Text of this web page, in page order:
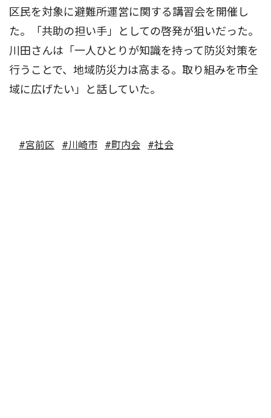
区民を対象に避難所運営に関する講習会を開催し
た。「共助の担い手」としての啓発が狙いだった。
川田さんは「一人ひとりが知識を持って防災対策を
行うことで、地域防災力は高まる。取り組みを市全
域に広げたい」と話していた。
#宮前区 #川崎市 #町内会 #社会